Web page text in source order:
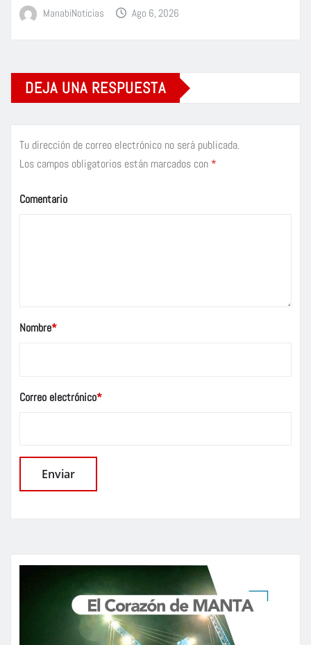
ManabiNoticias Ago 6, 2026
DEJA UNA RESPUESTA
Tu dirección de correo electrónico no será publicada.
Los campos obligatorios están marcados con *
Comentario
Nombre*
Correo electrónico*